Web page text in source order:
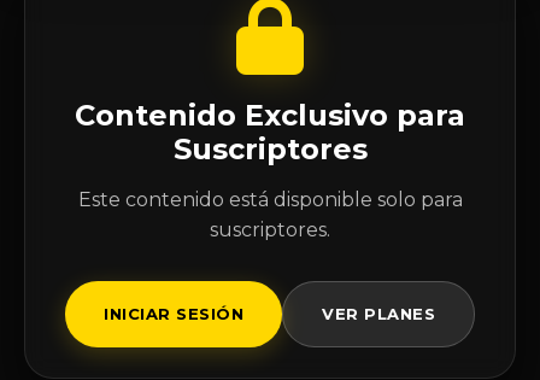
Contenido Exclusivo para
Suscriptores
Este contenido está disponible solo para
suscriptores.
INICIAR SESIÓN VER PLANES